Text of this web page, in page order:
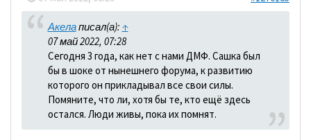
Акелаписал(а): ↑
07 май 2022, 07:28
Сегодня 3 года, как нет с нами ДМФ. Сашка был
бы в шоке от нынешнего форума, к развитию
которого он прикладывал все свои силы.
Помяните, что ли, хотя бы те, кто ещё здесь
остался. Люди живы, пока их помнят.